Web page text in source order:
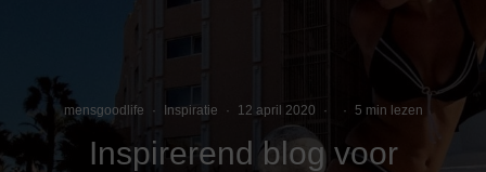
mensgoodlife · Inspiratie · 12 april 2020 · · 5 min lezen
Inspirerend blog voor